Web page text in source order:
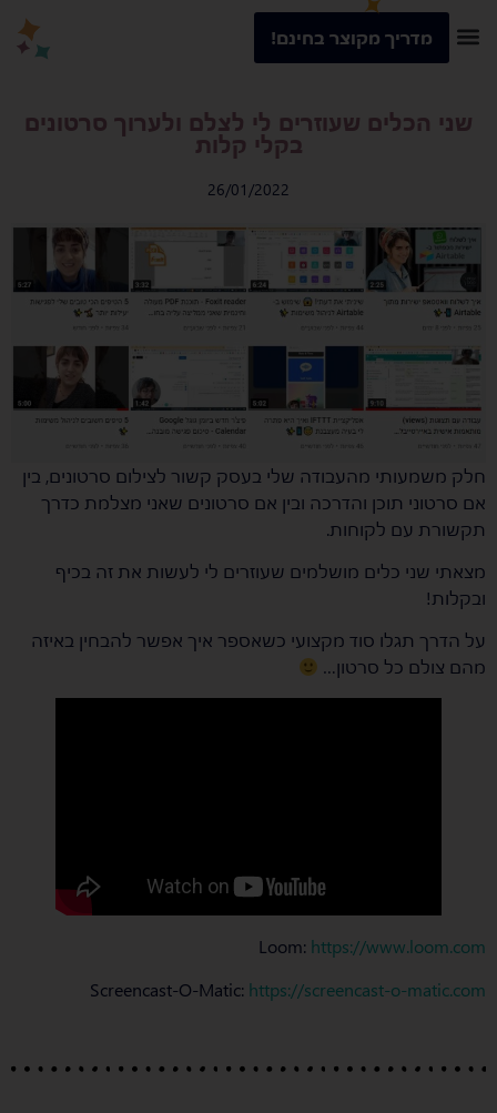
מדריך מקוצר בחינם!
שני הכלים שעוזרים לי לצלם ולערוך סרטונים
בקלי קלות
26/01/2022
חלק משמעותי מהעבודה שלי בעסק קשור לצילום סרטונים, בין
אם סרטוני תוכן והדרכה ובין אם סרטונים שאני מצלמת כדרך
תקשורת עם לקוחות.
מצאתי שני כלים מושלמים שעוזרים לי לעשות את זה בכיף
ובקלות!
על הדרך תגלו סוד מקצועי כשאספר איך אפשר להבחין באיזה
מהם צולם כל סרטון…
Loom: https://www.loom.com
Screencast-O-Matic: https://screencast-o-matic.com